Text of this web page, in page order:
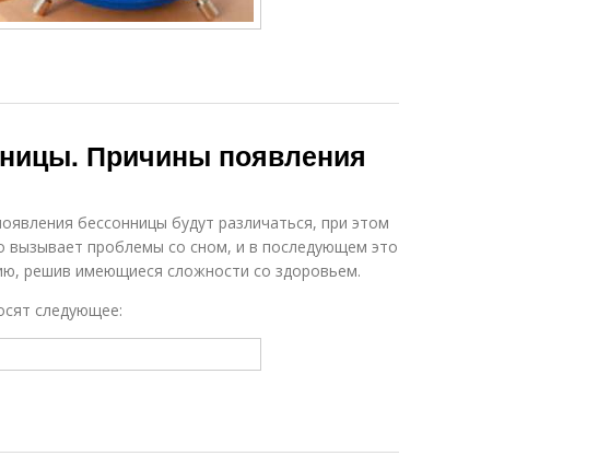
Причины появления
бессонницы будут различаться, при этом
вызывает проблемы со сном, и в последующем это
решив имеющиеся сложности со здоровьем.
следующее: